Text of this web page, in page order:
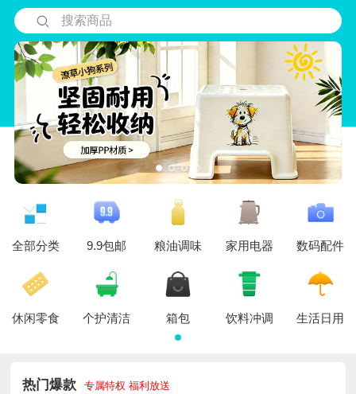
搜索商品
全部分类 9.9包邮 粮油调味 家用电器 数码配件
休闲零食 个护清洁 箱包 饮料冲调 生活日用
热门爆款 专属特权 福利放送